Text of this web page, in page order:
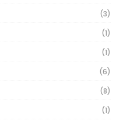
(3)
(1)
(1)
(6)
(8)
(1)